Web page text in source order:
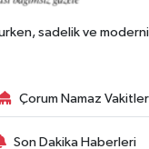
sadelik ve
Çorum Namaz
Son Dakika Haberleri